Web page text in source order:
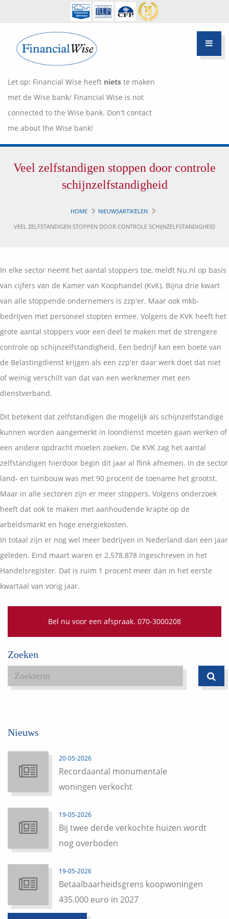
Let op: Financial Wise heeft niets te maken
met de Wise bank/ Financial Wise is not
connected to the Wise bank. Don't contact
me about the Wise bank!
Over Pietie Jeelof
Garanties
Samenwerkende partners
Disclaimer
Expats services
Onderhoudsabonnementen
Klanten over
Blog
Hypotheek Advies
Life style planning
Veel zelfstandigen stoppen door controle
schijnzelfstandigheid
HOME
NIEUWSARTIKELEN
VEEL ZELFSTANDIGEN STOPPEN DOOR CONTROLE SCHIJNZELFSTANDIGHEID
In elke sector neemt het aantal stoppers toe, meldt Nu.nl op basis
van cijfers van de Kamer van Koophandel (KvK). Bijna drie kwart
van alle stoppende ondernemers is zzp'er. Maar ook mkb-
bedrijven met personeel stopten ermee. Volgens de KVK heeft het
grote aantal stoppers voor een deel te maken met de strengere
controle op schijnzelfstandigheid. Een bedrijf kan een boete van
de Belastingdienst krijgen als een zzp'er daar werk doet dat niet
of weinig verschilt van dat van een werknemer met een
dienstverband.
Dit betekent dat zelfstandigen die mogelijk als schijnzelfstandige
kunnen worden aangemerkt in loondienst moeten gaan werken of
een andere opdracht moeten zoeken. De KVK zag het aantal
zelfstandigen hierdoor begin dit jaar al flink afnemen. In de sector
land- en tuinbouw was met 90 procent de toename het grootst.
Maar in alle sectoren zijn er meer stoppers. Volgens onderzoek
heeft dat ook te maken met aanhoudende krapte op de
arbeidsmarkt en hoge energiekosten.
In totaal zijn er nog wel meer bedrijven in Nederland dan een jaar
geleden. Eind maart waren er 2.578.878 ingeschreven in het
Handelsregister. Dat is ruim 1 procent meer dan in het eerste
kwartaal van vorig jaar.
Bel nu voor een afspraak. 070-3000208
Zoeken
Nieuws
20-05-2026
Recordaantal monumentale
woningen verkocht
19-05-2026
Bij twee derde verkochte huizen wordt
nog overboden
19-05-2026
Betaalbaarheidsgrens koopwoningen
435.000 euro in 2027